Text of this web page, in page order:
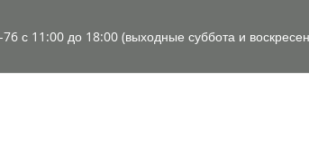
76 с 11:00 до 18:00 (выходные суббота и